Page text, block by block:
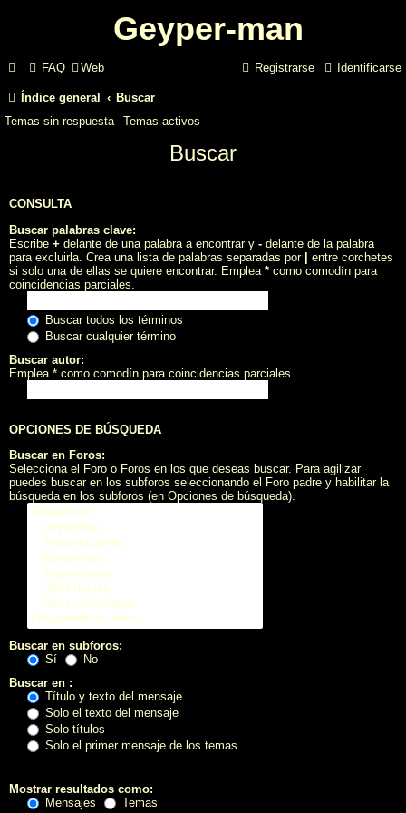
Geyper-man
FAQ Web Identificarse
Registrarse
Índice general
Buscar
Temas sin respuesta
Temas activos
Buscar
CONSULTA
Buscar palabras clave:
Escribe + delante de una palabra a encontrar y - delante de la palabra
para excluirla. Crea una lista de palabras separadas por | entre corchetes
si solo una de ellas se quiere encontrar. Emplea * como comodín para
coincidencias parciales.
Buscar todos los términos
Buscar cualquier término
Buscar autor:
Emplea * como comodín para coincidencias parciales.
OPCIONES DE BÚSQUEDA
Buscar en Foros:
Selecciona el Foro o Foros en los que deseas buscar. Para agilizar
puedes buscar en los subforos seleccionando el Foro padre y habilitar la
búsqueda en los subforos (en Opciones de búsqueda).
Buscar en subforos:
Sí
No
Buscar en :
Título y texto del mensaje
Solo el texto del mensaje
Solo títulos
Solo el primer mensaje de los temas
Mostrar resultados como:
Mensajes
Temas